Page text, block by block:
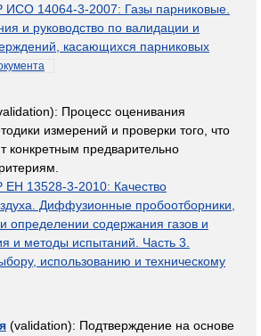
14064-3-2007: Газы парниковые.
и руководство по валидации и
касающихся парниковых
Процесс оценивания
измерений и проверки того, что
конкретным предварительно
13528-3-2010: Качество
Диффузионные пробоотборники,
определении содержания газов и
и методы испытаний. Часть 3.
использованию и техническому
(validation): Подтверждение на основе